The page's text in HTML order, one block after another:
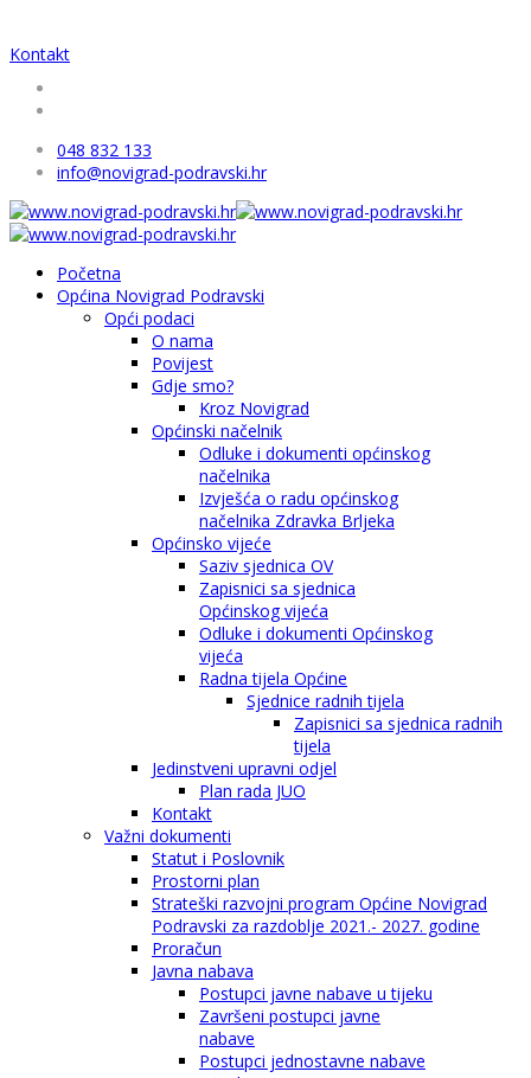
Kontakt
048 832 133
info@novigrad-podravski.hr
Početna
Općina Novigrad Podravski
Opći podaci
O nama
Povijest
Gdje smo?
Kroz Novigrad
Općinski načelnik
Odluke i dokumenti općinskog
načelnika
Izvješća o radu općinskog
načelnika Zdravka Brljeka
Općinsko vijeće
Saziv sjednica OV
Zapisnici sa sjednica
Općinskog vijeća
Odluke i dokumenti Općinskog
vijeća
Radna tijela Općine
Sjednice radnih tijela
Zapisnici sa sjednica radnih
tijela
Jedinstveni upravni odjel
Plan rada JUO
Kontakt
Važni dokumenti
Statut i Poslovnik
Prostorni plan
Strateški razvojni program Općine Novigrad
Podravski za razdoblje 2021.- 2027. godine
Proračun
Javna nabava
Postupci javne nabave u tijeku
Završeni postupci javne
nabave
Postupci jednostavne nabave